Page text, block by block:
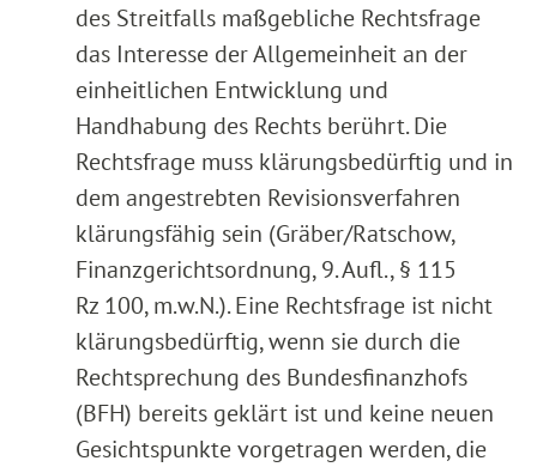
des Streitfalls maßgebliche Rechtsfrage
das Interesse der Allgemeinheit an der
einheitlichen Entwicklung und
Handhabung des Rechts berührt. Die
Rechtsfrage muss klärungsbedürftig und in
dem angestrebten Revisionsverfahren
klärungsfähig sein (Gräber/Ratschow,
Finanzgerichtsordnung, 9. Aufl., § 115
Rz 100, m.w.N.). Eine Rechtsfrage ist nicht
klärungsbedürftig, wenn sie durch die
Rechtsprechung des Bundesfinanzhofs
(BFH) bereits geklärt ist und keine neuen
Gesichtspunkte vorgetragen werden, die